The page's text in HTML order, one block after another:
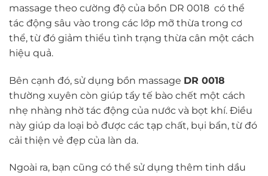
massage theo cường độ của bồn DR 0018 có thể
tác động sâu vào trong các lớp mỡ thừa trong cơ
thể, từ đó giảm thiểu tình trạng thừa cân một cách
hiệu quả.
Bên cạnh đó, sử dụng bồn massage DR 0018
thường xuyên còn giúp tẩy tế bào chết một cách
nhẹ nhàng nhờ tác động của nước và bọt khí. Điều
này giúp da loại bỏ được các tạp chất, bụi bẩn, từ đó
cải thiện vẻ đẹp của làn da.
Ngoài ra, bạn cũng có thể sử dụng thêm tinh dầu